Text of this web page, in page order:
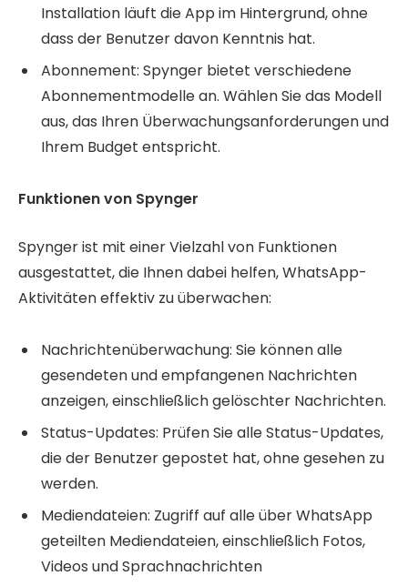
Installation läuft die App im Hintergrund, ohne
dass der Benutzer davon Kenntnis hat.
Abonnement: Spynger bietet verschiedene
Abonnementmodelle an. Wählen Sie das Modell
aus, das Ihren Überwachungsanforderungen und
Ihrem Budget entspricht.
Funktionen von Spynger
Spynger ist mit einer Vielzahl von Funktionen
ausgestattet, die Ihnen dabei helfen, WhatsApp-
Aktivitäten effektiv zu überwachen:
Nachrichtenüberwachung: Sie können alle
gesendeten und empfangenen Nachrichten
anzeigen, einschließlich gelöschter Nachrichten.
Status-Updates: Prüfen Sie alle Status-Updates,
die der Benutzer gepostet hat, ohne gesehen zu
werden.
Mediendateien: Zugriff auf alle über WhatsApp
geteilten Mediendateien, einschließlich Fotos,
Videos und Sprachnachrichten